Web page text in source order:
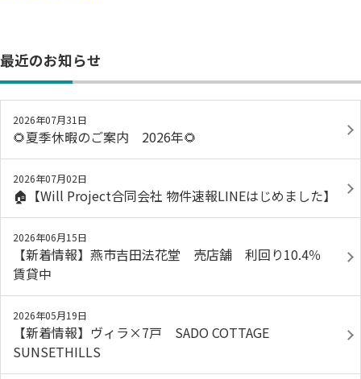
最近のお知らせ
2026年07月31日
🌻夏季休暇のご案内 2026年🌻
2026年07月02日
🏠【Will Project合同会社 物件速報LINEはじめました】
2026年06月15日
【新着情報】燕市吉田法花堂 売店舗 利回り10.4％
賃貸中
2026年05月19日
【新着情報】ヴィラ×7戸 SADO COTTAGE
SUNSETHILLS